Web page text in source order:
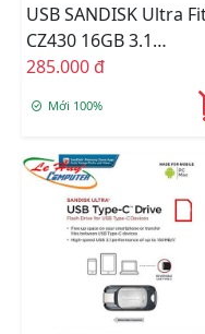
USB SANDISK Ultra
CZ430 16GB 3.1
SDCZ430-016G-G46
285.000 đ
Mới 100%